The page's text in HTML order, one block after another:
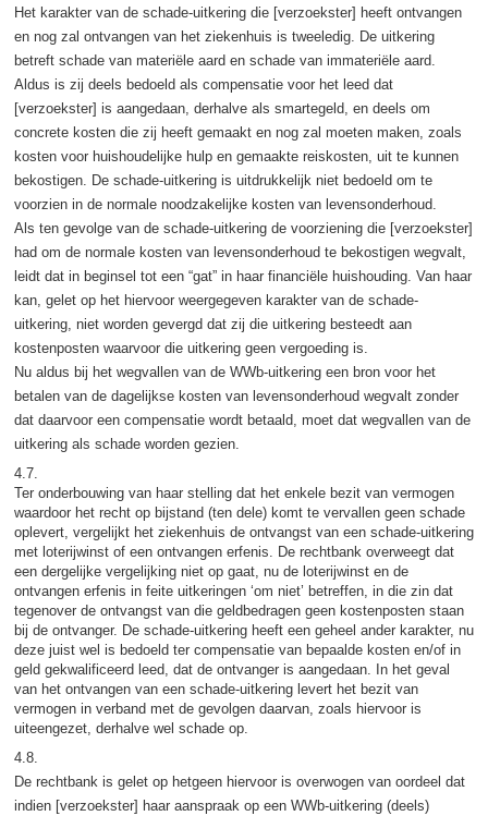
Het karakter van de schade-uitkering die [verzoekster] heeft ontvangen
en nog zal ontvangen van het ziekenhuis is tweeledig. De uitkering
betreft schade van materiële aard en schade van immateriële aard.
Aldus is zij deels bedoeld als compensatie voor het leed dat
[verzoekster] is aangedaan, derhalve als smartegeld, en deels om
concrete kosten die zij heeft gemaakt en nog zal moeten maken, zoals
kosten voor huishoudelijke hulp en gemaakte reiskosten, uit te kunnen
bekostigen. De schade-uitkering is uitdrukkelijk niet bedoeld om te
voorzien in de normale noodzakelijke kosten van levensonderhoud.
Als ten gevolge van de schade-uitkering de voorziening die [verzoekster]
had om de normale kosten van levensonderhoud te bekostigen wegvalt,
leidt dat in beginsel tot een “gat” in haar financiële huishouding. Van haar
kan, gelet op het hiervoor weergegeven karakter van de schade-
uitkering, niet worden gevergd dat zij die uitkering besteedt aan
kostenposten waarvoor die uitkering geen vergoeding is.
Nu aldus bij het wegvallen van de WWb-uitkering een bron voor het
betalen van de dagelijkse kosten van levensonderhoud wegvalt zonder
dat daarvoor een compensatie wordt betaald, moet dat wegvallen van de
uitkering als schade worden gezien.
4.7.
Ter onderbouwing van haar stelling dat het enkele bezit van vermogen
waardoor het recht op bijstand (ten dele) komt te vervallen geen schade
oplevert, vergelijkt het ziekenhuis de ontvangst van een schade-uitkering
met loterijwinst of een ontvangen erfenis. De rechtbank overweegt dat
een dergelijke vergelijking niet op gaat, nu de loterijwinst en de
ontvangen erfenis in feite uitkeringen ‘om niet’ betreffen, in die zin dat
tegenover de ontvangst van die geldbedragen geen kostenposten staan
bij de ontvanger. De schade-uitkering heeft een geheel ander karakter, nu
deze juist wel is bedoeld ter compensatie van bepaalde kosten en/of in
geld gekwalificeerd leed, dat de ontvanger is aangedaan. In het geval
van het ontvangen van een schade-uitkering levert het bezit van
vermogen in verband met de gevolgen daarvan, zoals hiervoor is
uiteengezet, derhalve wel schade op.
4.8.
De rechtbank is gelet op hetgeen hiervoor is overwogen van oordeel dat
indien [verzoekster] haar aanspraak op een WWb-uitkering (deels)